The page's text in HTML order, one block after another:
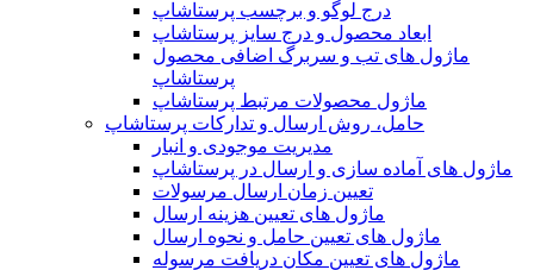
درج لوگو و برچسب پرستاشاپ
ابعاد محصول و درج سایز پرستاشاپ
ماژول های تب و سربرگ اضافی محصول
پرستاشاپ
ماژول محصولات مرتبط پرستاشاپ
حامل، روش ارسال و تدارکات پرستاشاپ
مدیریت موجودی و انبار
ماژول های آماده سازی و ارسال در پرستاشاپ
تعیین زمان ارسال مرسولات
ماژول های تعیین هزینه ارسال
ماژول های تعیین حامل و نحوه ارسال
ماژول های تعیین مکان دریافت مرسوله